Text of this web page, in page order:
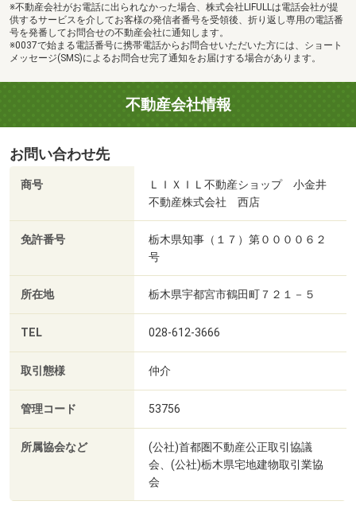
※不動産会社がお電話に出られなかった場合、株式会社LIFULLは電話会社が提
供するサービスを介してお客様の発信者番号を受領後、折り返し専用の電話番
号を発番してお問合せの不動産会社に通知します。
※0037で始まる電話番号に携帯電話からお問合せいただいた方には、ショート
メッセージ(SMS)によるお問合せ完了通知をお届けする場合があります。
不動産会社情報
お問い合わせ先
商号
ＬＩＸＩＬ不動産ショップ 小金井
不動産株式会社 西店
免許番号
栃木県知事（１７）第００００６２
号
所在地 栃木県宇都宮市鶴田町７２１－５
TEL 028-612-3666
取引態様 仲介
管理コード 53756
所属協会など
(公社)首都圏不動産公正取引協議
会、(公社)栃木県宅地建物取引業協
会